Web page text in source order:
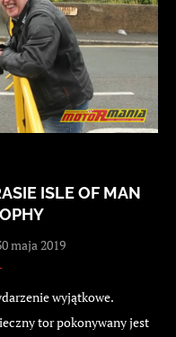
ISLE OF MAN
maja 2019
wyjątkowe.
tor pokonywany jest